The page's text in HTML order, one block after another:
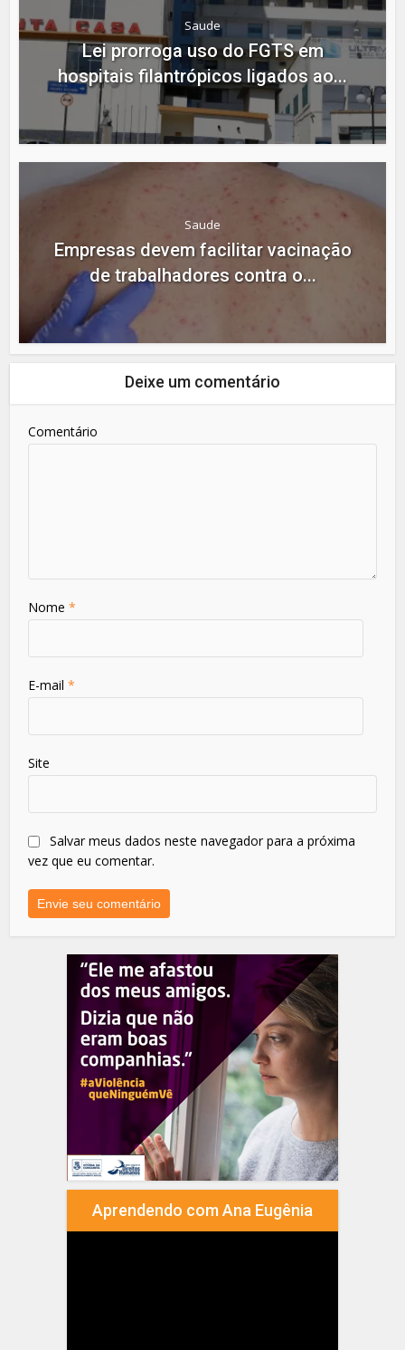
Saude
Lei prorroga uso do FGTS em
hospitais filantrópicos ligados ao...
Saude
Empresas devem facilitar vacinação
de trabalhadores contra o...
Deixe um comentário
Comentário
Nome*
E-mail*
Site
Salvar meus dados neste navegador para a próxima
vez que eu comentar.
Aprendendo com Ana Eugênia